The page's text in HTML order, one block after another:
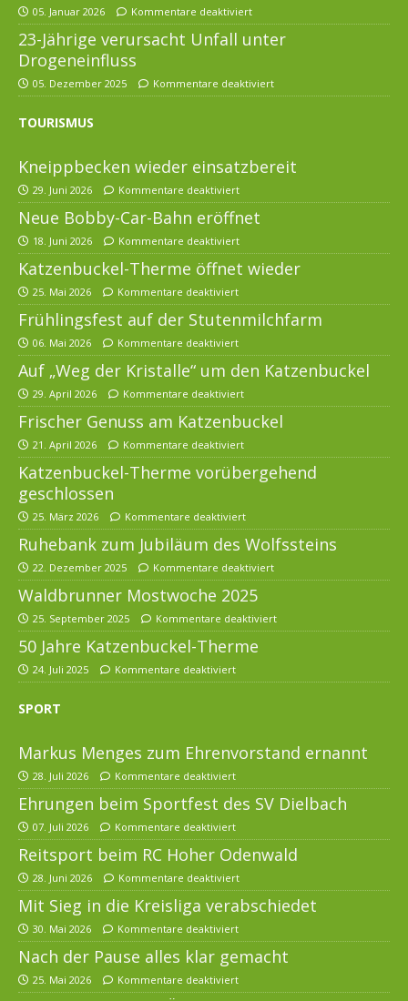
05. Januar 2026 Kommentare deaktiviert
23-Jährige verursacht Unfall unter
Drogeneinfluss
05. Dezember 2025 Kommentare deaktiviert
TOURISMUS
Kneippbecken wieder einsatzbereit
29. Juni 2026 Kommentare deaktiviert
Neue Bobby-Car-Bahn eröffnet
18. Juni 2026 Kommentare deaktiviert
Katzenbuckel-Therme öffnet wieder
25. Mai 2026 Kommentare deaktiviert
Frühlingsfest auf der Stutenmilchfarm
06. Mai 2026 Kommentare deaktiviert
Auf „Weg der Kristalle“ um den Katzenbuckel
29. April 2026 Kommentare deaktiviert
Frischer Genuss am Katzenbuckel
21. April 2026 Kommentare deaktiviert
Katzenbuckel-Therme vorübergehend
geschlossen
25. März 2026 Kommentare deaktiviert
Ruhebank zum Jubiläum des Wolfssteins
22. Dezember 2025 Kommentare deaktiviert
Waldbrunner Mostwoche 2025
25. September 2025 Kommentare deaktiviert
50 Jahre Katzenbuckel-Therme
24. Juli 2025 Kommentare deaktiviert
SPORT
Markus Menges zum Ehrenvorstand ernannt
28. Juli 2026 Kommentare deaktiviert
Ehrungen beim Sportfest des SV Dielbach
07. Juli 2026 Kommentare deaktiviert
Reitsport beim RC Hoher Odenwald
28. Juni 2026 Kommentare deaktiviert
Mit Sieg in die Kreisliga verabschiedet
30. Mai 2026 Kommentare deaktiviert
Nach der Pause alles klar gemacht
25. Mai 2026 Kommentare deaktiviert